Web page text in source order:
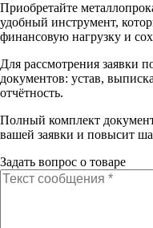
Приобретайте
удобный инструмент,
финансовую нагрузку и
Для рассмотрения заявки
документов: устав,
отчётность.
Полный комплект
вашей заявки и повысит
Задать вопрос о товаре